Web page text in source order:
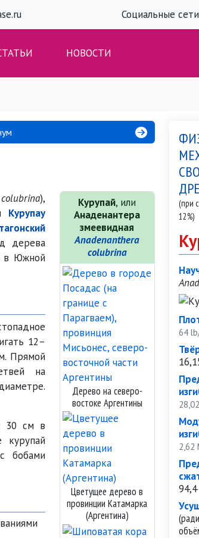
Социальные
НОВОСТИ
Курупай, или
Анаденантера
змеевидная
Anadenanthera
colubrina
Дерево на северо-
востоке Аргентины
Цветущее дерево в
провинции Катамарка
(Аргентина)
),
Курупау
дерева
в Южной
12–
Прямой
на
30 см в
курупай
бобами
(при
12%)
64
2,62